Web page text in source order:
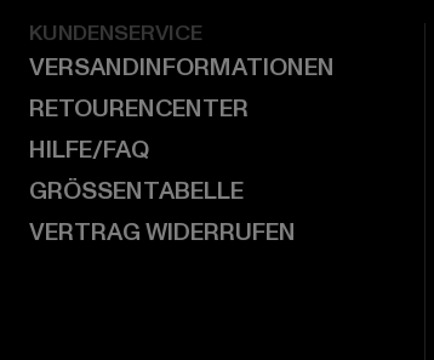
KUNDENSERVICE
VERSANDINFORMATIONEN
RETOURENCENTER
HILFE/FAQ
GRÖSSENTABELLE
VERTRAG WIDERRUFEN